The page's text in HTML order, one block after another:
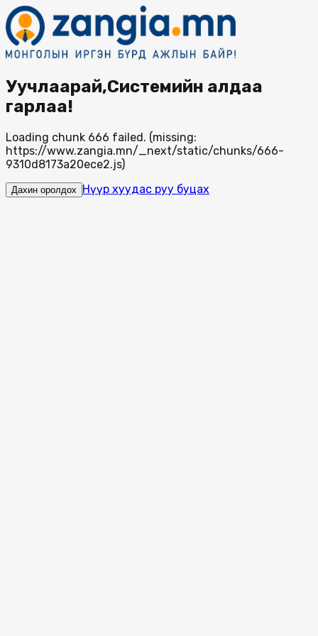
Уучлаарай,Системийн алдаа
гарлаа!
Loading chunk 666 failed. (missing:
https://www.zangia.mn/_next/static/chunks/666-
9310d8173a20ece2.js)
Дахин оролдох Нүүр хуудас руу буцах